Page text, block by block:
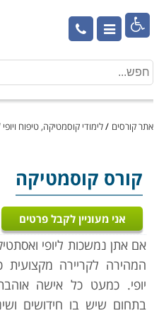

אתר קורסים /לימודי קוסמטיקה, טיפוח ויופי
קורס קוסמטיקה
אני מעוניין לקבל פרטים
אם אתן נמשכות ליופי
המהירה לקריירה מקצועית
יופי. כמעט כל אישה
בתחום שיש בו חידושים